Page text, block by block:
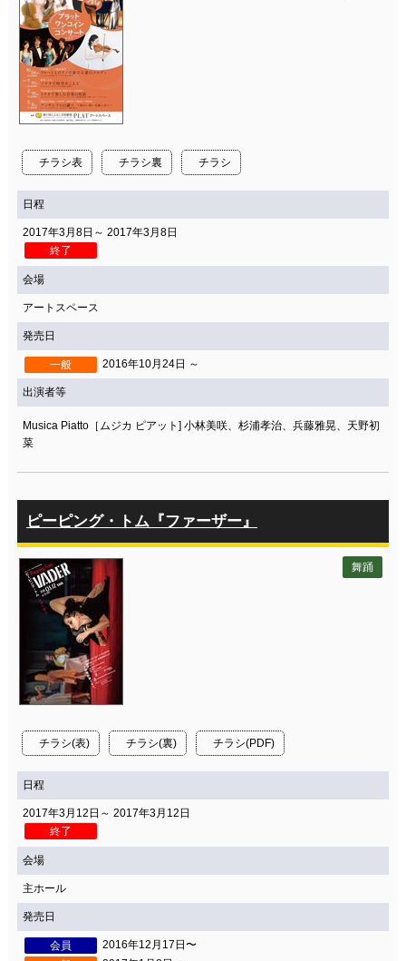
チラシ表 チラシ裏 チラシ
日程
2017年3月8日～ 2017年3月8日
終了
会場
アートスペース
発売日
一般 2016年10月24日 ～
出演者等
Musica Piatto［ムジカ ピアット] 小林美咲、杉浦孝治、兵藤雅晃、天野初
菜
ピーピング・トム『ファーザー』
チラシ(表) チラシ(裏) チラシ(PDF)
舞踊
日程
2017年3月12日～ 2017年3月12日
終了
会場
主ホール
発売日
会員
2016年12月17日〜